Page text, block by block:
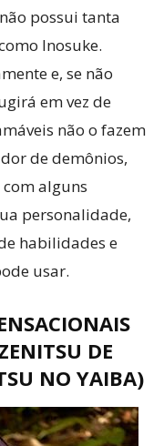
possui tanta
Inosuke.
e, se não
em vez de
não o fazem
de demônios,
alguns
personalidade,
habilidades e
usar.
DE
NO YAIBA)